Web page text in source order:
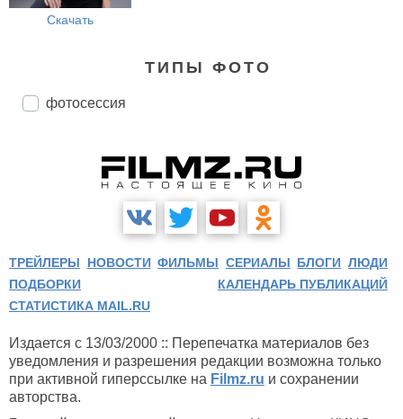
Скачать
ТИПЫ ФОТО
фотосессия
ТРЕЙЛЕРЫ НОВОСТИ ФИЛЬМЫ СЕРИАЛЫ БЛОГИ ЛЮДИ
ПОДБОРКИ
КАЛЕНДАРЬ ПУБЛИКАЦИЙ
СТАТИСТИКА MAIL.RU
Издается с 13/03/2000 :: Перепечатка материалов без
уведомления и разрешения редакции возможна только
при активной гиперссылке на Filmz.ru и сохранении
авторства.